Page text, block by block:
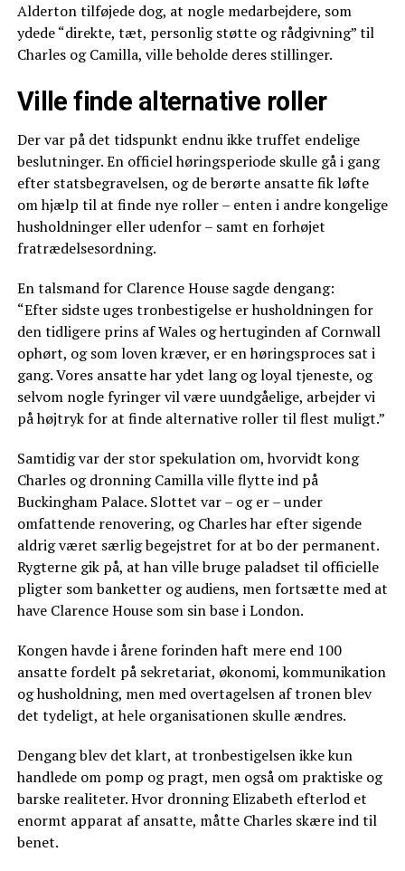
Alderton tilføjede dog, at nogle medarbejdere, som
ydede “direkte, tæt, personlig støtte og rådgivning” til
Charles og Camilla, ville beholde deres stillinger.
Ville finde alternative roller
Der var på det tidspunkt endnu ikke truffet endelige
beslutninger. En officiel høringsperiode skulle gå i gang
efter statsbegravelsen, og de berørte ansatte fik løfte
om hjælp til at finde nye roller – enten i andre kongelige
husholdninger eller udenfor – samt en forhøjet
fratrædelsesordning.
En talsmand for Clarence House sagde dengang:
“Efter sidste uges tronbestigelse er husholdningen for
den tidligere prins af Wales og hertuginden af Cornwall
ophørt, og som loven kræver, er en høringsproces sat i
gang. Vores ansatte har ydet lang og loyal tjeneste, og
selvom nogle fyringer vil være uundgåelige, arbejder vi
på højtryk for at finde alternative roller til flest muligt.”
Samtidig var der stor spekulation om, hvorvidt kong
Charles og dronning Camilla ville flytte ind på
Buckingham Palace. Slottet var – og er – under
omfattende renovering, og Charles har efter sigende
aldrig været særlig begejstret for at bo der permanent.
Rygterne gik på, at han ville bruge paladset til officielle
pligter som banketter og audiens, men fortsætte med at
have Clarence House som sin base i London.
Kongen havde i årene forinden haft mere end 100
ansatte fordelt på sekretariat, økonomi, kommunikation
og husholdning, men med overtagelsen af tronen blev
det tydeligt, at hele organisationen skulle ændres.
Dengang blev det klart, at tronbestigelsen ikke kun
handlede om pomp og pragt, men også om praktiske og
barske realiteter. Hvor dronning Elizabeth efterlod et
enormt apparat af ansatte, måtte Charles skære ind til
benet.